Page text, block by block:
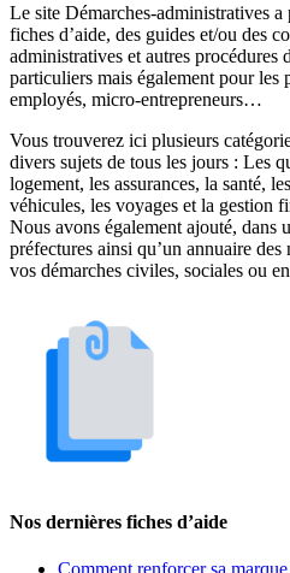
Le site Démarches-administratives
fiches d’aide, des guides et/ou des
administratives et autres
particuliers mais également pour les
employés, micro-entrepreneurs…
Vous trouverez ici plusieurs
divers sujets de tous les jours : Les
logement, les assurances, la santé,
véhicules, les voyages et la gestion
Nous avons également ajouté, dans
préfectures ainsi qu’un annuaire
vos démarches civiles, sociales ou
Nos dernières fiches d’aide